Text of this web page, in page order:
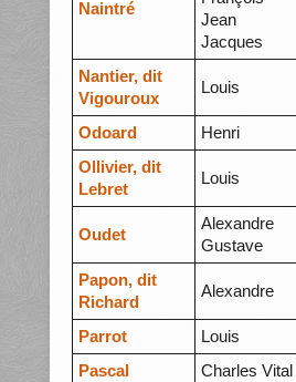
Naintré
Jean
Jacques
Nantier, dit
Vigouroux
Louis
Odoard Henri
Ollivier, dit
Lebret
Louis
Oudet
Alexandre
Gustave
Papon, dit
Richard
Alexandre
Parrot Louis
Pascal
Charles Vital